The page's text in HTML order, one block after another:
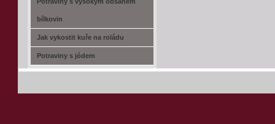
bílkovin
Jak vykostit kuře na roládu
Potraviny s jódem